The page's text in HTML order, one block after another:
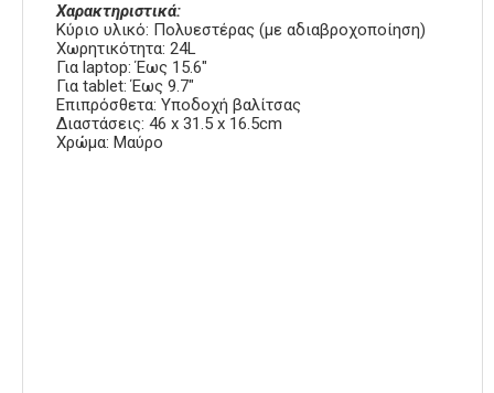
Χαρακτηριστικά:
Κύριο υλικό: Πολυεστέρας (με αδιαβροχοποίηση)
Χωρητικότητα: 24L
Για laptop: Έως 15.6″
Για tablet: Έως 9.7″
Επιπρόσθετα: Υποδοχή βαλίτσας
Διαστάσεις: 46 x 31.5 x 16.5cm
Χρώμα: Μαύρο